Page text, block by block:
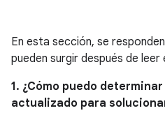
En esta sección, se
pueden surgir después de
1. ¿Cómo puedo
actualizado para